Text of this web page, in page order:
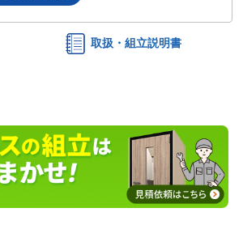
取扱・組立説明書